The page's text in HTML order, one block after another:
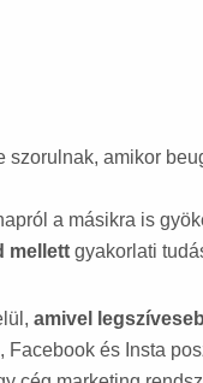
amikor
a másikra is
mellett gyakorlati
amivel
és Insta